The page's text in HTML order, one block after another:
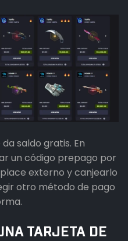
saldo gratis. En
un código prepago por
externo y canjearlo
otro método de pago
TARJETA DE